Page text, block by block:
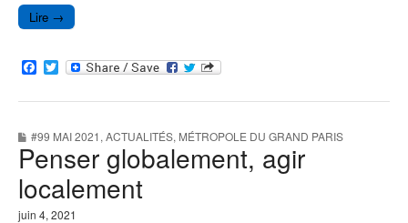
Lire →
F
a
c
o
o
k
T
w
i
e
r
#99 MAI 2021, ACTUALITÉS, MÉTROPOLE DU GRAND PARIS
Penser globalement, agir
localement
juin 4, 2021